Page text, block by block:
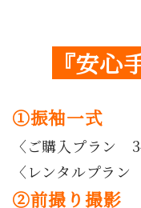
『安
①振袖一式
〈ご購入プラン
〈レンタルプラ
②前撮り撮影